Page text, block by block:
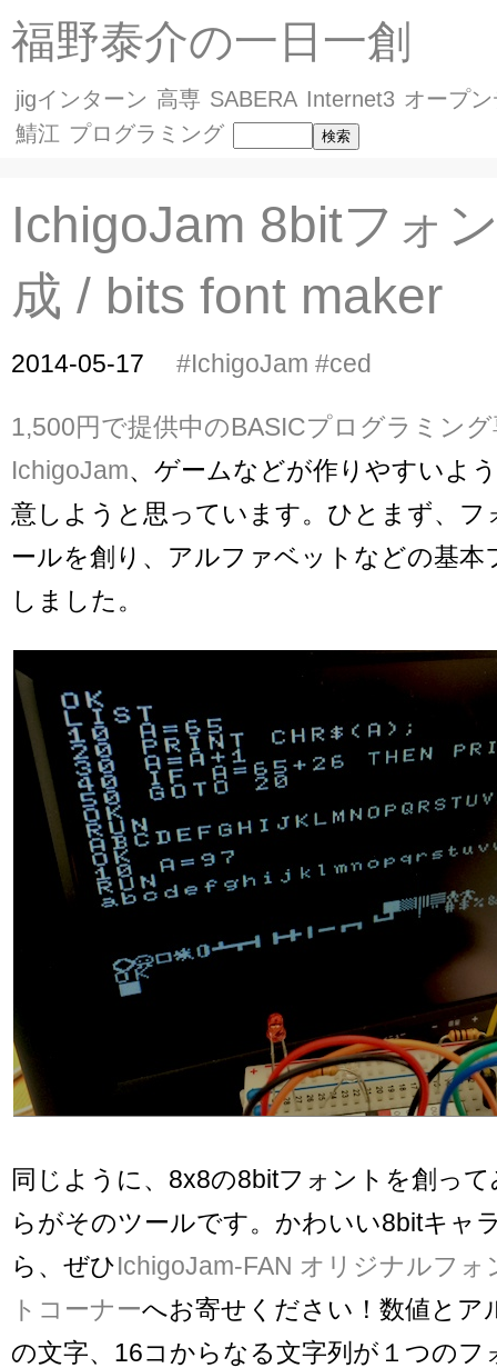
福野泰介の一日一創
jigインターン 高専 SABERA Internet3 オープ
鯖江 プログラミング
IchigoJam 8bitフォ
成 / bits font maker
2014-05-17 #IchigoJam #ced
1,500円で提供中のBASICプログラミン
IchigoJam、ゲームなどが作りやすいよ
意しようと思っています。ひとまず、フ
ールを創り、アルファベットなどの基本
しました。
同じように、8x8の8bitフォントを創っ
らがそのツールです。かわいい8bitキャ
ら、ぜひIchigoJam-FAN オリジナルフ
トコーナーへお寄せください！数値とア
の文字、16コからなる文字列が１つのフ